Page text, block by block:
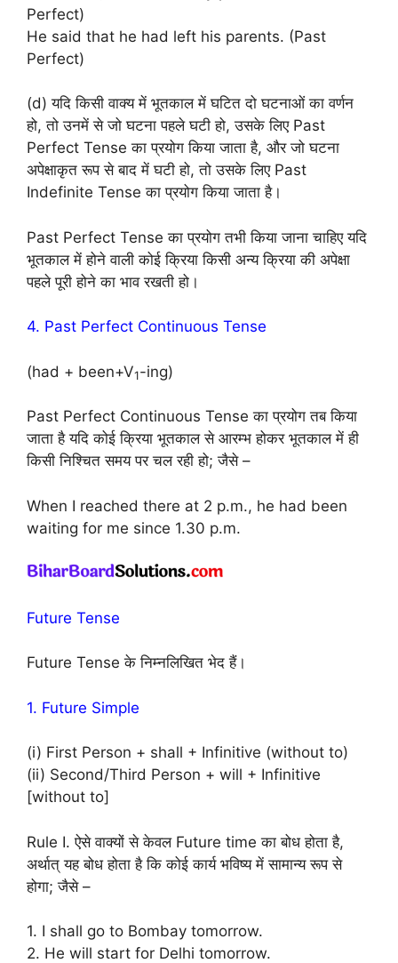
Perfect)
He said that he had left his parents. (Past
Perfect)
(d) यदि किसी वाक्य में भूतकाल में घटित दो घटनाओं का वर्णन
हो, तो उनमें से जो घटना पहले घटी हो, उसके लिए Past
Perfect Tense का प्रयोग किया जाता है, और जो घटना
अपेक्षाकृत रूप से बाद में घटी हो, तो उसके लिए Past
Indefinite Tense का प्रयोग किया जाता है।
Past Perfect Tense का प्रयोग तभी किया जाना चाहिए यदि
भूतकाल में होने वाली कोई क्रिया किसी अन्य क्रिया की अपेक्षा
पहले पूरी होने का भाव रखती हो।
4. Past Perfect Continuous Tense
(had + been+V1-ing)
Past Perfect Continuous Tense का प्रयोग तब किया
जाता है यदि कोई क्रिया भूतकाल से आरम्भ होकर भूतकाल में ही
किसी निश्चित समय पर चल रही हो; जैसे –
When I reached there at 2 p.m., he had been
waiting for me since 1.30 p.m.
Future Tense
Future Tense के निम्नलिखित भेद हैं।
1. Future Simple
(i) First Person + shall + Infinitive (without to)
(ii) Second/Third Person + will + Infinitive
[without to]
Rule I. ऐसे वाक्यों से केवल Future time का बोध होता है,
अर्थात् यह बोध होता है कि कोई कार्य भविष्य में सामान्य रूप से
होगा; जैसे –
1. I shall go to Bombay tomorrow.
2. He will start for Delhi tomorrow.